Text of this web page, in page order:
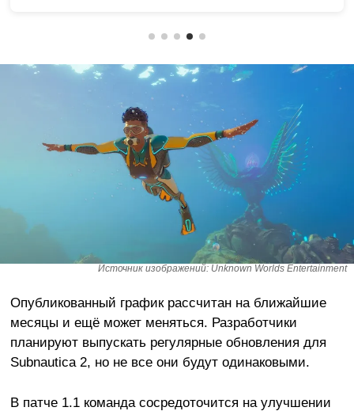
Источник изображений: Unknown Worlds Entertainment
Опубликованный график рассчитан на ближайшие
месяцы и ещё может меняться. Разработчики
планируют выпускать регулярные обновления для
Subnautica 2, но не все они будут одинаковыми.
В патче 1.1 команда сосредоточится на улучшении